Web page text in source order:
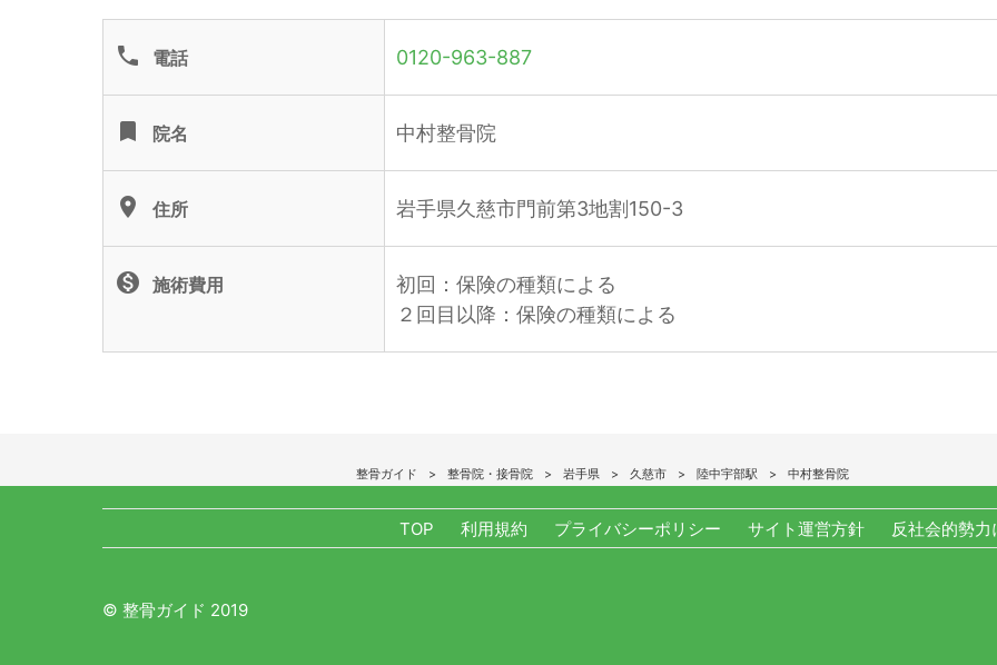
phone 電話 0120-963-887
turned_in 院名 中村整骨院
location_on 住所 岩手県久慈市門前第3地割150-3
monetization_on 施術費用
初回：保険の種類による
２回目以降：保険の種類による
整骨ガイド 整骨院・接骨院 岩手県 久慈市 陸中宇部駅 中村整骨院
TOP 利用規約 プライバシーポリシー サイト運営方針 反社会的勢
© 整骨ガイド 2019